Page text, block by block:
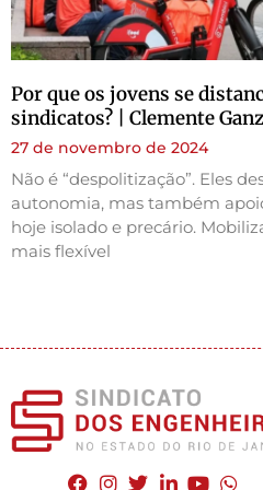
Por que os jovens se
sindicatos? | Clemente
27 de novembro de 2024
Não é “despolitização”. Eles
autonomia, mas também
hoje isolado e precário.
mais flexível